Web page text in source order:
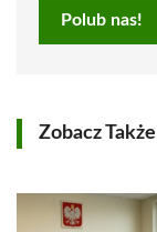
Polub nas!
Zobacz Także